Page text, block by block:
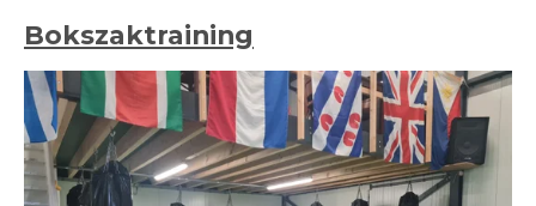
Bokszaktraining